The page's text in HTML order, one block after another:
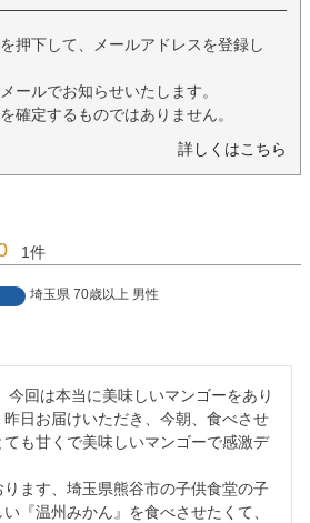
押下して、メールアドレスを登録し
ールでお知らせいたします。
確定するものではありません。
詳しくはこちら
1
埼玉県 70歳以上 男性
今回は本当に美味しいマンゴーをあり
日お届けいただき、今朝、食べさせ
も甘くで美味しいマンゴーで感激デ
ます、埼玉県熊谷市の子供食堂の子
『温州みかん』を食べさせたくて、